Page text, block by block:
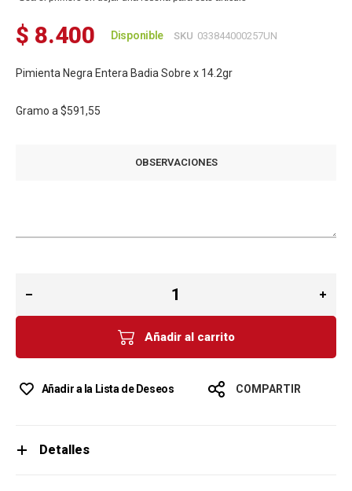
$ 8.400 Disponible SKU 033844000257UN
Pimienta Negra Entera Badia Sobre x 14.2gr
Gramo a $591,55
OBSERVACIONES
Añadir al carrito
Añadir a la Lista de Deseos COMPARTIR
Detalles